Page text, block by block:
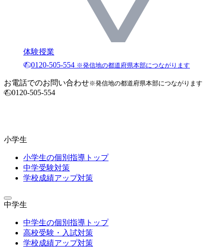
体験授業
0120-505-554 ※発信地の都道府県本部につながります
お電話でのお問い合わせ※発信地の都道府県本部につながります
0120-505-554
小学生
小学生の個別指導トップ
中学受験対策
学校成績アップ対策
中学生
中学生の個別指導トップ
高校受験・入試対策
学校成績アップ対策